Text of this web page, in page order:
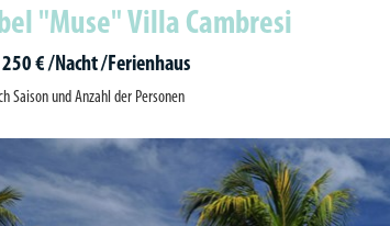
"Muse" Villa Cambresi
€ /Nacht /Ferienhaus
Saison und Anzahl der Personen